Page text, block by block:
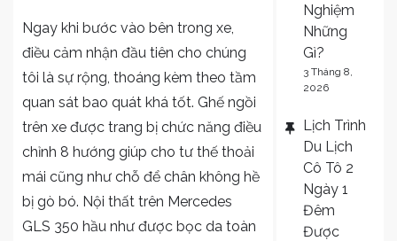
Ngay khi bước vào bên trong xe,
điều cảm nhận đầu tiên cho chúng
tôi là sự rộng, thoáng kèm theo tầm
quan sát bao quát khá tốt. Ghế ngồi
trên xe được trang bị chức năng điều
chỉnh 8 hướng giúp cho tư thế thoải
mái cũng như chỗ để chân không hề
bị gò bó. Nội thất trên Mercedes
GLS 350 hầu như được bọc da toàn
Nghiệm
Những
Gì?
3 Tháng 8,
2026
Lịch Trình
Du Lịch
Cô Tô 2
Ngày 1
Đêm
Được